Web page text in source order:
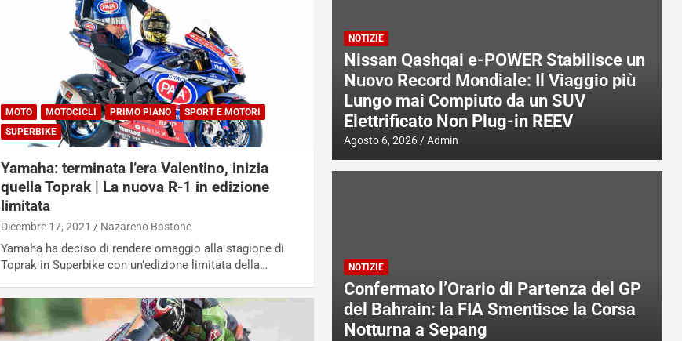
MOTO MOTOCICLI PRIMO PIANO
SPORT E MOTORI
SUPERBIKE
Yamaha: terminata l’era Valentino, inizia
quella Toprak | La nuova R-1 in edizione
limitata
Dicembre 17, 2021 Nazareno Bastone
Yamaha ha deciso di rendere omaggio alla stagione di
Toprak in Superbike con un’edizione limitata della…
NOTIZIE
Nissan Qashqai e-POWER Stabilisce un
Nuovo Record Mondiale: Il Viaggio più
Lungo mai Compiuto da un SUV
Elettrificato Non Plug-in REEV
Agosto 6, 2026 Admin
NOTIZIE
Confermato l’Orario di Partenza del GP
del Bahrain: la FIA Smentisce la Corsa
Notturna a Sepang